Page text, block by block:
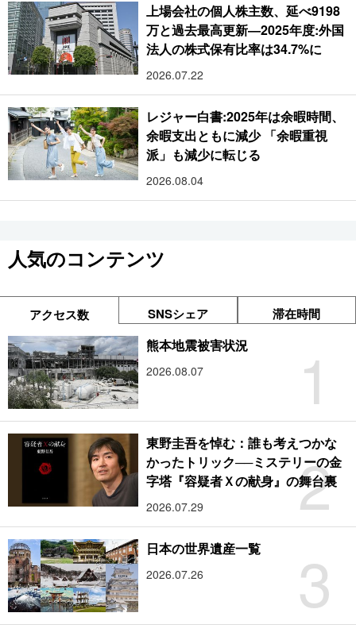
上場会社の個人株主数、延べ9198
万と過去最高更新―2025年度:外国
法人の株式保有比率は34.7%に
2026.07.22
レジャー白書:2025年は余暇時間、
余暇支出ともに減少 「余暇重視
派」も減少に転じる
2026.08.04
人気のコンテンツ
アクセス数 SNSシェア 滞在時間
1
熊本地震被害状況
2026.08.07
2
東野圭吾を悼む：誰も考えつかな
かったトリック──ミステリーの金
字塔『容疑者Ｘの献身』の舞台裏
2026.07.29
3
日本の世界遺産一覧
2026.07.26